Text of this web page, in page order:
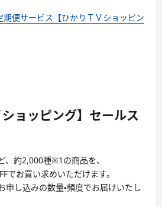
期便サービス【ひかりＴＶショッピン
ョッピング】セールス
、約2,000種※1の商品を、
でお買い求めいただけます。
申し込みの数量・頻度でお届けいたし